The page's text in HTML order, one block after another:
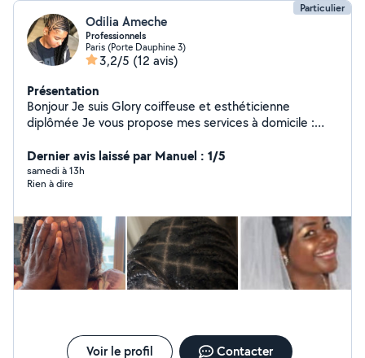
Particulier
Odilia Ameche
Professionnels
Paris (Porte Dauphine 3)
3,2/5 (12 avis)
Présentation
Bonjour Je suis Glory coiffeuse et esthéticienne
diplômée Je vous propose mes services à domicile :
types de cheveux Manucure & pédicure Soins du visage
Relooking & bien-être Menege Babysitting Je me
déplace partout Travail soigné Professionnalisme
message privé pour plus d'infos ou pour prendre rendez-
vous !
Dernier avis laissé par Manuel : 1/5
samedi à 13h
Rien à dire
Voir le profil Contacter